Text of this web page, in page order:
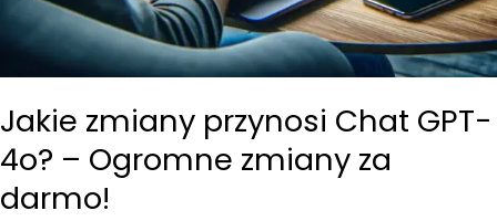
Jakie zmiany przynosi Chat GPT-
4o? – Ogromne zmiany za
darmo!